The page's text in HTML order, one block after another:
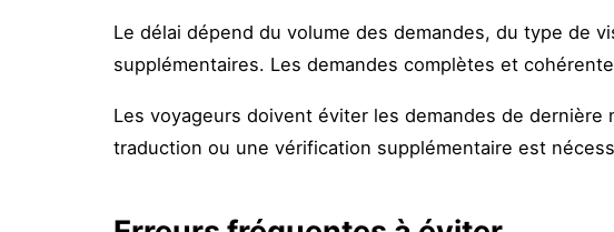
Le délai dépend du volume des demandes, du type de
supplémentaires. Les demandes complètes et
Les voyageurs doivent éviter les demandes de
traduction ou une vérification supplémentaire est